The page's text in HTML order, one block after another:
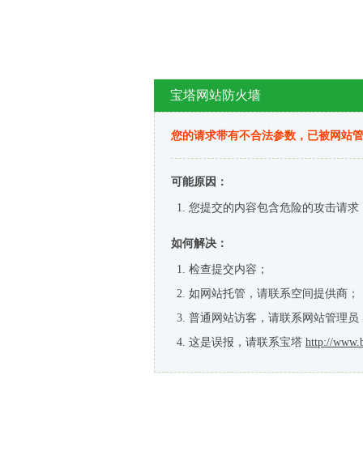
宝塔网站防火墙
您的请求带有不合法参数，已被网站
可能原因：
您提交的内容包含危险的攻击请求
如何解决：
检查提交内容；
如网站托管，请联系空间提供商；
普通网站访客，请联系网站管理员
这是误报，请联系宝塔 http://